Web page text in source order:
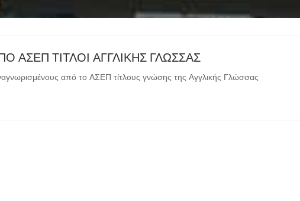
ΑΣΕΠ ΤΙΤΛΟΙ ΑΓΓΛΙΚΗΣ ΓΛΩΣΣΑΣ
από το ΑΣΕΠ τίτλους γνώσης της Αγγλικής Γλώσσας